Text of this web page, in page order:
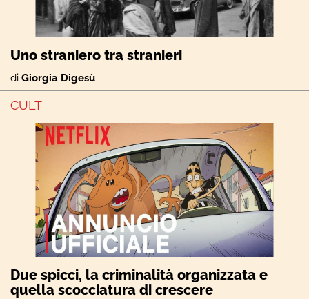
Uno straniero tra stranieri
di Giorgia Digesù
CULT
Due spicci, la criminalità organizzata e
quella scocciatura di crescere